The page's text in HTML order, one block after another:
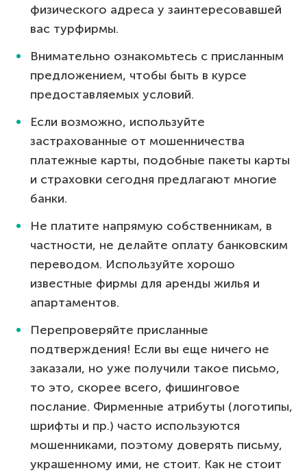
физического адреса у заинтересовавшей
вас турфирмы.
Внимательно ознакомьтесь с присланным
предложением, чтобы быть в курсе
предоставляемых условий.
Если возможно, используйте
застрахованные от мошенничества
платежные карты, подобные пакеты карты
и страховки сегодня предлагают многие
банки.
Не платите напрямую собственникам, в
частности, не делайте оплату банковским
переводом. Используйте хорошо
известные фирмы для аренды жилья и
апартаментов.
Перепроверяйте присланные
подтверждения! Если вы еще ничего не
заказали, но уже получили такое письмо,
то это, скорее всего, фишинговое
послание. Фирменные атрибуты (логотипы,
шрифты и пр.) часто используются
мошенниками, поэтому доверять письму,
украшенному ими, не стоит. Как не стоит